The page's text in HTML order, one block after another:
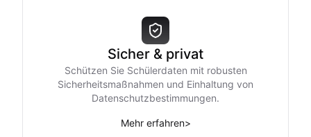
Sicher & privat
Schützen Sie Schülerdaten mit robusten
Sicherheitsmaßnahmen und Einhaltung von
Datenschutzbestimmungen.
Mehr erfahren>